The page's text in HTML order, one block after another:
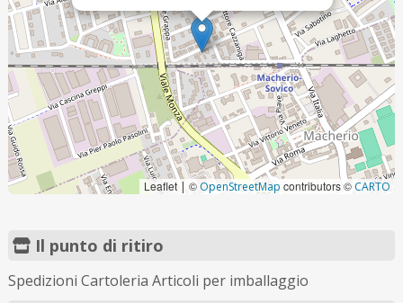
Leaflet | © OpenStreetMap contributors ©CARTO
Il punto di ritiro
Spedizioni Cartoleria Articoli per imballaggio